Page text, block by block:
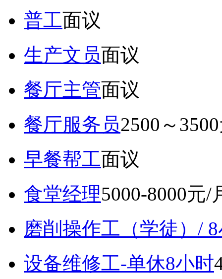
普工面议
生产文员面议
餐厅主管面议
餐厅服务员2500～
早餐帮工面议
食堂经理5000-8000元/
磨削操作工（学徒）/
设备维修工-单休8小时